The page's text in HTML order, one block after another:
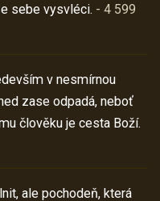
sebe vysvléci. - 4 599
v nesmírnou
zase odpadá, neboť
člověku je cesta Boží.
ale pochodeň, která